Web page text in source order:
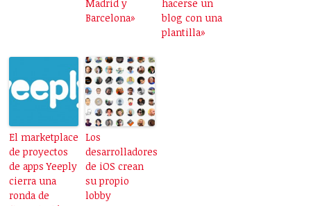
Madrid y
Barcelona»
hacerse un
blog con una
plantilla»
El marketplace
de proyectos
de apps Yeeply
cierra una
ronda de
Los
desarrolladores
de iOS crean
su propio
lobby